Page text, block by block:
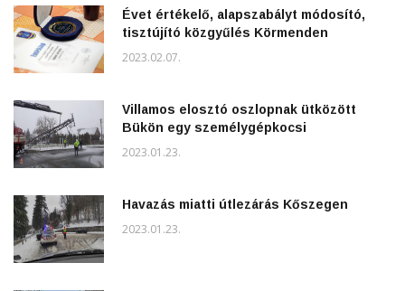
Évet értékelő, alapszabályt módosító,
tisztújító közgyűlés Körmenden
2023.02.07.
Villamos elosztó oszlopnak ütközött
Bükön egy személygépkocsi
2023.01.23.
Havazás miatti útlezárás Kőszegen
2023.01.23.